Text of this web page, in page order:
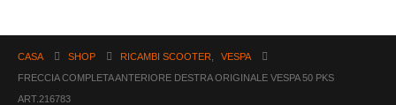
CASA SHOP RICAMBI SCOOTER
VESPA
FRECCIA COMPLETA ANTERIORE DESTRA ORIGINALE VESPA 50 PKS
ART.216783